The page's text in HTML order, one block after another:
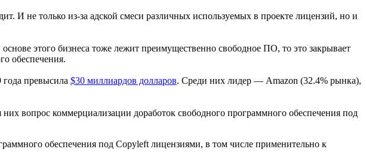
И не только из-за адской смеси различных используемых в проекте лицензий, но и
этого бизнеса тоже лежит преимущественно свободное ПО, то это закрывает
обеспечения.
превысила $30 миллиардов долларов. Среди них лидер — Amazon (32.4% рынка),
вопрос коммерциализации доработок свободного программного обеспечения под
обеспечения под Copyleft лицензиями, в том числе применительно к